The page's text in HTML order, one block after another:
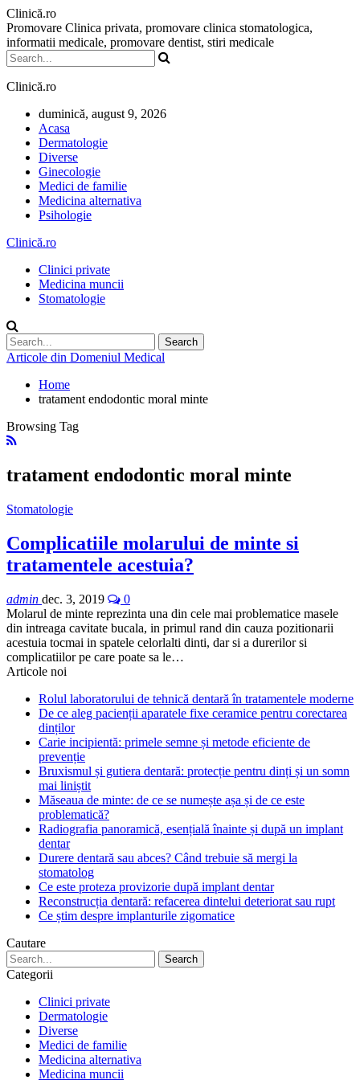
Clinică.ro
Promovare Clinica privata, promovare clinica stomatologica,
informatii medicale, promovare dentist, stiri medicale
Clinică.ro
duminică, august 9, 2026
Acasa
Dermatologie
Diverse
Ginecologie
Medici de familie
Medicina alternativa
Psihologie
Clinică.ro
Clinici private
Medicina muncii
Stomatologie
Articole din Domeniul Medical
Home
tratament endodontic moral minte
Browsing Tag
tratament endodontic moral minte
Stomatologie
Complicatiile molarului de minte si
tratamentele acestuia?
admin dec. 3, 2019
0
Molarul de minte reprezinta una din cele mai problematice masele
din intreaga cavitate bucala, in primul rand din cauza pozitionarii
acestuia tocmai in spatele celorlalti dinti, dar si a durerilor si
complicatiilor pe care poate sa le…
Articole noi
Rolul laboratorului de tehnică dentară în tratamentele moderne
De ce aleg pacienții aparatele fixe ceramice pentru corectarea
dinților
Carie incipientă: primele semne și metode eficiente de
prevenție
Bruxismul și gutiera dentară: protecție pentru dinți și un somn
mai liniștit
Măseaua de minte: de ce se numește așa și de ce este
problematică?
Radiografia panoramică, esențială înainte și după un implant
dentar
Durere dentară sau abces? Când trebuie să mergi la
stomatolog
Ce este proteza provizorie după implant dentar
Reconstrucția dentară: refacerea dintelui deteriorat sau rupt
Ce știm despre implanturile zigomatice
Cautare
Categorii
Clinici private
Dermatologie
Diverse
Medici de familie
Medicina alternativa
Medicina muncii